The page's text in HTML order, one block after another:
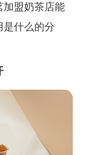
加盟奶茶店能
是什么的分